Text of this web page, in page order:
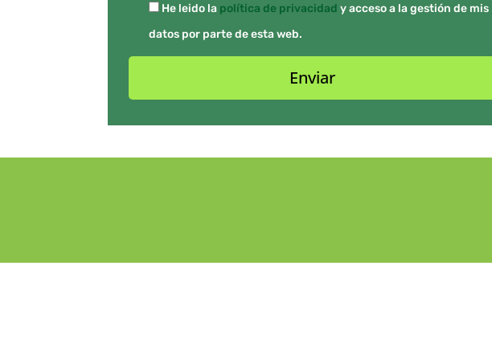
He leido la política de privacidad y acceso a la gestión de mis
datos por parte de esta web.
Enviar